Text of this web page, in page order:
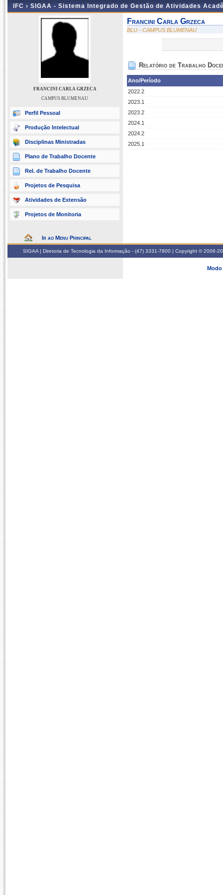
IFC › SIGAA - Sistema Integrado de Gestão de Atividades
FRANCINI CARLA GRZECA
CAMPUS BLUMENAU
Perfil Pessoal
Produção Intelectual
Disciplinas Ministradas
Plano de Trabalho Docente
Rel. de Trabalho Docente
Projetos de Pesquisa
Atividades de Extensão
Projetos de Monitoria
Ir ao Menu Principal
Francini Carla Grzeca
BLU - CAMPUS BLUMENAU
Relatório de Trabalho
Ano/Período
2022.2
2023.1
2023.2
2024.1
2024.2
2025.1
SIGAA | Diretoria de Tecnologia da Informação - (47) 3331-7800 | Copyright © 2006-
Modo